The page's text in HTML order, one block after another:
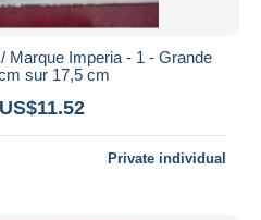
Marque Imperia - 1 - Grande
sur 17,5 cm
Private individual